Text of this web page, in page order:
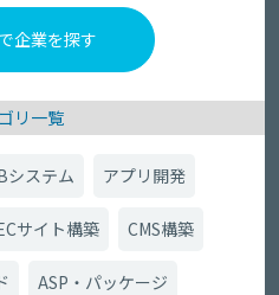
リ一覧
システム アプリ開発
サイト構築 CMS構築
ASP・パッケージ